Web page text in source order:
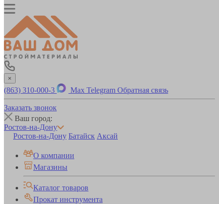
×
(863) 310-000-3 Max Telegram Обратная связь
Заказать звонок
Ваш город:
Ростов-на-Дону
Ростов-на-Дону Батайск Аксай
О компании
Магазины
Каталог товаров
Прокат инструмента